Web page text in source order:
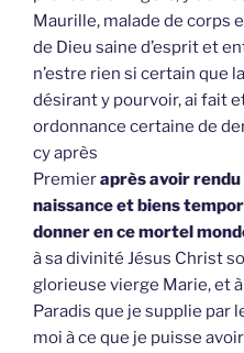
Maurille, malade de corps
de Dieu saine d’esprit et
n’estre rien si certain que
désirant y pourvoir, ai fait
ordonnance certaine de
cy après
Premieraprès avoir rendu
naissance et biens
donner en ce mortel
à sa divinité Jésus Christ
glorieuse vierge Marie, et
Paradis que je supplie par
moi à ce que je puisse